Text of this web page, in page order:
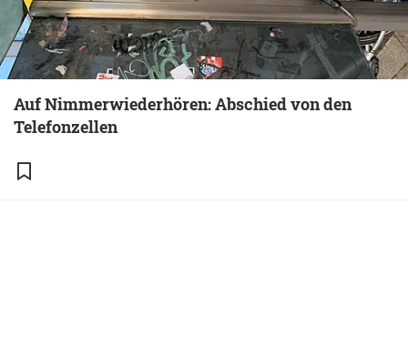
Auf Nimmerwiederhören: Abschied von den
Telefonzellen